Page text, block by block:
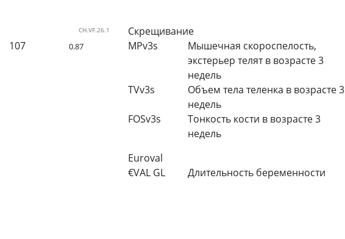
CH.VF.26.1
107 0.87
Скрещивание
MPv3s
Мышечная скороспелость,
экстерьер телят в возрасте 3
недель
TVv3s
Объем тела теленка в возрасте 3
недель
FOSv3s
Тонкость кости в возрасте 3
недель
Euroval
€VAL GL
Длительность беременности